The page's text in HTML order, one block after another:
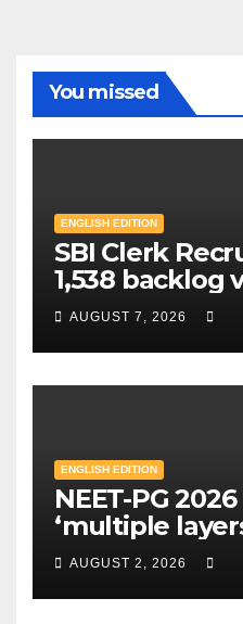
You missed
ENGLISH EDITION
SBI Clerk
1,538 backlog
announced in
Check
apply | Mint
AUGUST 7, 2026
ENGLISH EDITION
NEET-PG
‘multiple
encryption’ to
to home —
August exam
AUGUST 2, 2026